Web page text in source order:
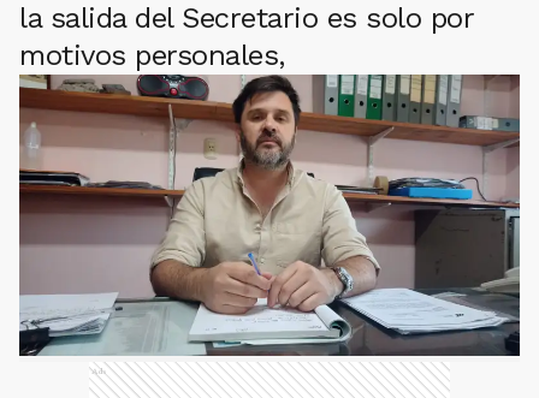
la salida del Secretario es solo por
motivos personales,
Ads